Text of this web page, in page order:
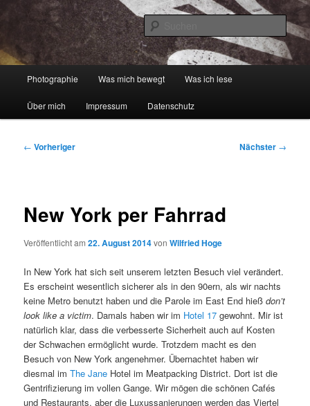
springenWilfried spricht Foto …
digital und analog
Photographie Was mich bewegt Was ich lese
Über mich Impressum Datenschutz
Beitragsnavigation
← Vorheriger Nächster →
New York per Fahrrad
Veröffentlicht am22. August 2014vonWilfried Hoge
In New York hat sich seit unserem letzten Besuch viel verändert.
Es erscheint wesentlich sicherer als in den 90ern, als wir nachts
keine Metro benutzt haben und die Parole im East End hießdon’t
look like a victim. Damals haben wir im Hotel 17 gewohnt. Mir ist
natürlich klar, dass die verbesserte Sicherheit auch auf Kosten
der Schwachen ermöglicht wurde. Trotzdem macht es den
Besuch von New York angenehmer. Übernachtet haben wir
diesmal imThe Jane Hotel im Meatpacking District. Dort ist die
Gentrifizierung im vollen Gange. Wir mögen die schönen Cafés
und Restaurants, aber die Luxussanierungen werden das Viertel